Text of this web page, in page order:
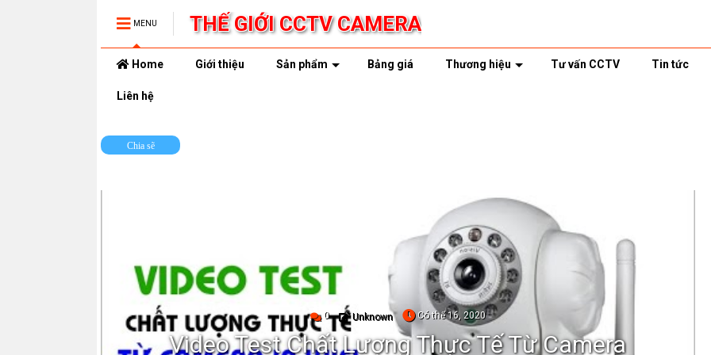
MENU THẾ GIỚI CCTV CAMERA
Home Giới thiệu Sản phẩm Bảng giá Thương hiệu Tư vấn CCTV Tin tức
Liên hệ
Chia sẽ
0 Unknown Có thể 16, 2020
Video Test Chất Lượng Thực Tế Từ Camera